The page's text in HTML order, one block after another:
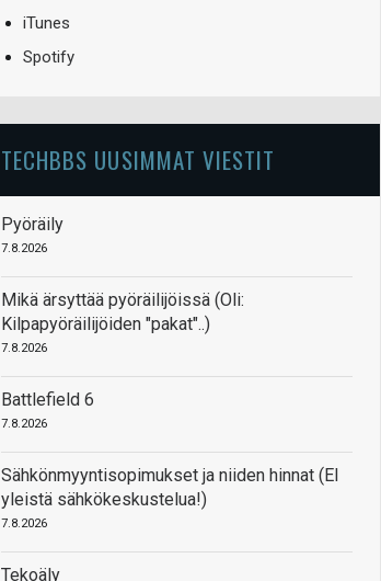
iTunes
Spotify
TECHBBS UUSIMMAT VIESTIT
Pyöräily
7.8.2026
Mikä ärsyttää pyöräilijöissä (Oli:
Kilpapyöräilijöiden "pakat"..)
7.8.2026
Battlefield 6
7.8.2026
Sähkönmyyntisopimukset ja niiden hinnat (EI
yleistä sähkökeskustelua!)
7.8.2026
Tekoäly